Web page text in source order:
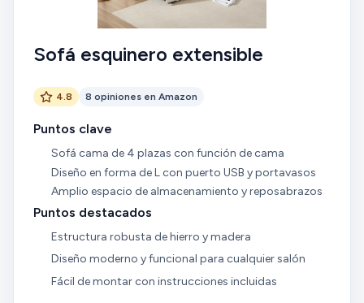
Sofá esquinero extensible
4.8 8 opiniones en Amazon
Puntos clave
Sofá cama de 4 plazas con función de cama
Diseño en forma de L con puerto USB y portavasos
Amplio espacio de almacenamiento y reposabrazos
Puntos destacados
Estructura robusta de hierro y madera
Diseño moderno y funcional para cualquier salón
Fácil de montar con instrucciones incluidas